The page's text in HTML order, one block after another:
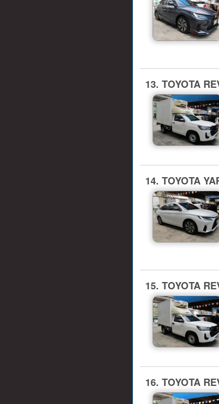
13. TOYOTA
14. TOYOTA
15. TOYOTA
16. TOYOTA